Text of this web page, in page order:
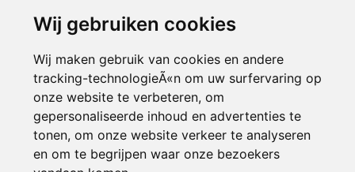
Wij gebruiken cookies
Wij maken gebruik van cookies en andere
tracking-technologieÃ«n om uw surfervaring op
onze website te verbeteren, om
gepersonaliseerde inhoud en advertenties te
tonen, om onze website verkeer te analyseren
en om te begrijpen waar onze bezoekers
Inloggen